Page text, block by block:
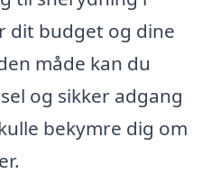
dit budget og dine
måde kan du
og sikker adgang
bekymre dig om